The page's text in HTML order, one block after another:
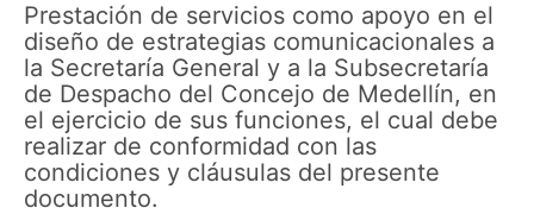
Prestación de servicios como apoyo en el
diseño de estrategias comunicacionales a
la Secretaría General y a la Subsecretaría
de Despacho del Concejo de Medellín, en
el ejercicio de sus funciones, el cual debe
realizar de conformidad con las
condiciones y cláusulas del presente
documento.